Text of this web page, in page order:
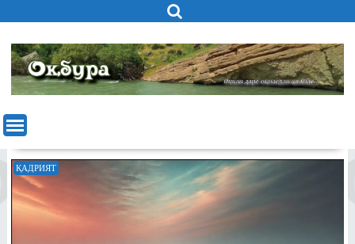
to
content
ҚАДРИЯТ